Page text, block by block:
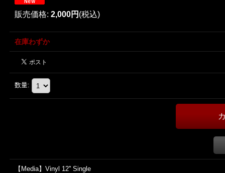
販売価格: 2,000円 (税込)
在庫わずか
数量:
【Media】Vinyl 12'' Single